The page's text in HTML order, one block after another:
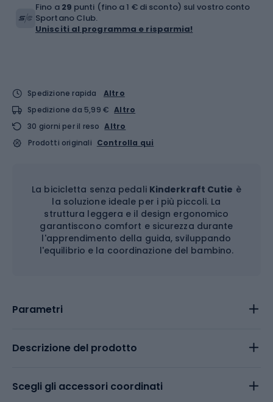
Fino a 29 punti (fino a 1 € di sconto) sul vostro conto
Sportano Club.
Unisciti al programma e risparmia!
Spedizione rapida
Altro
Spedizione da 5,99 € Altro
30 giorni per il reso Altro
Prodotti originali Controlla qui
La bicicletta senza pedali Kinderkraft Cutie è
la soluzione ideale per i più piccoli. La
struttura leggera e il design ergonomico
garantiscono comfort e sicurezza durante
l'apprendimento della guida, sviluppando
l'equilibrio e la coordinazione del bambino.
Parametri
Descrizione del prodotto
Scegli gli accessori coordinati